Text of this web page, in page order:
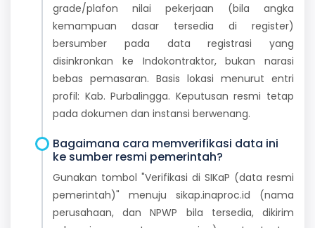
grade/plafon nilai pekerjaan (bila angka
kemampuan dasar tersedia di register)
bersumber pada data registrasi yang
disinkronkan ke Indokontraktor, bukan narasi
bebas pemasaran. Basis lokasi menurut entri
profil: Kab. Purbalingga. Keputusan resmi tetap
pada dokumen dan instansi berwenang.
Bagaimana cara memverifikasi data ini
ke sumber resmi pemerintah?
Gunakan tombol "Verifikasi di SIKaP (data resmi
pemerintah)" menuju sikap.inaproc.id (nama
perusahaan, dan NPWP bila tersedia, dikirim